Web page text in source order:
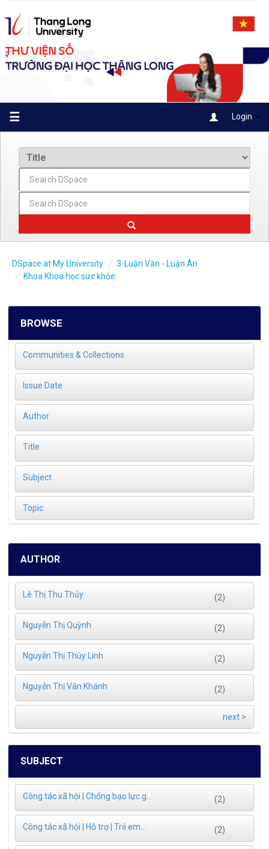
navigation
☰ Login
DSpace at My University
3-Luận Văn - Luận Án
Khoa Khoa học sức khỏe
BROWSE
Communities & Collections
Issue Date
Author
Title
Subject
Topic
AUTHOR
Lê Thị Thu Thủy (2)
Nguyễn Thị Quỳnh (2)
Nguyễn Thị Thùy Linh (2)
Nguyễn Thị Vân Khánh (2)
next >
SUBJECT
Công tác xã hội | Chống bạo lực g... (2)
Công tác xã hội | Hỗ trợ | Trẻ em... (2)